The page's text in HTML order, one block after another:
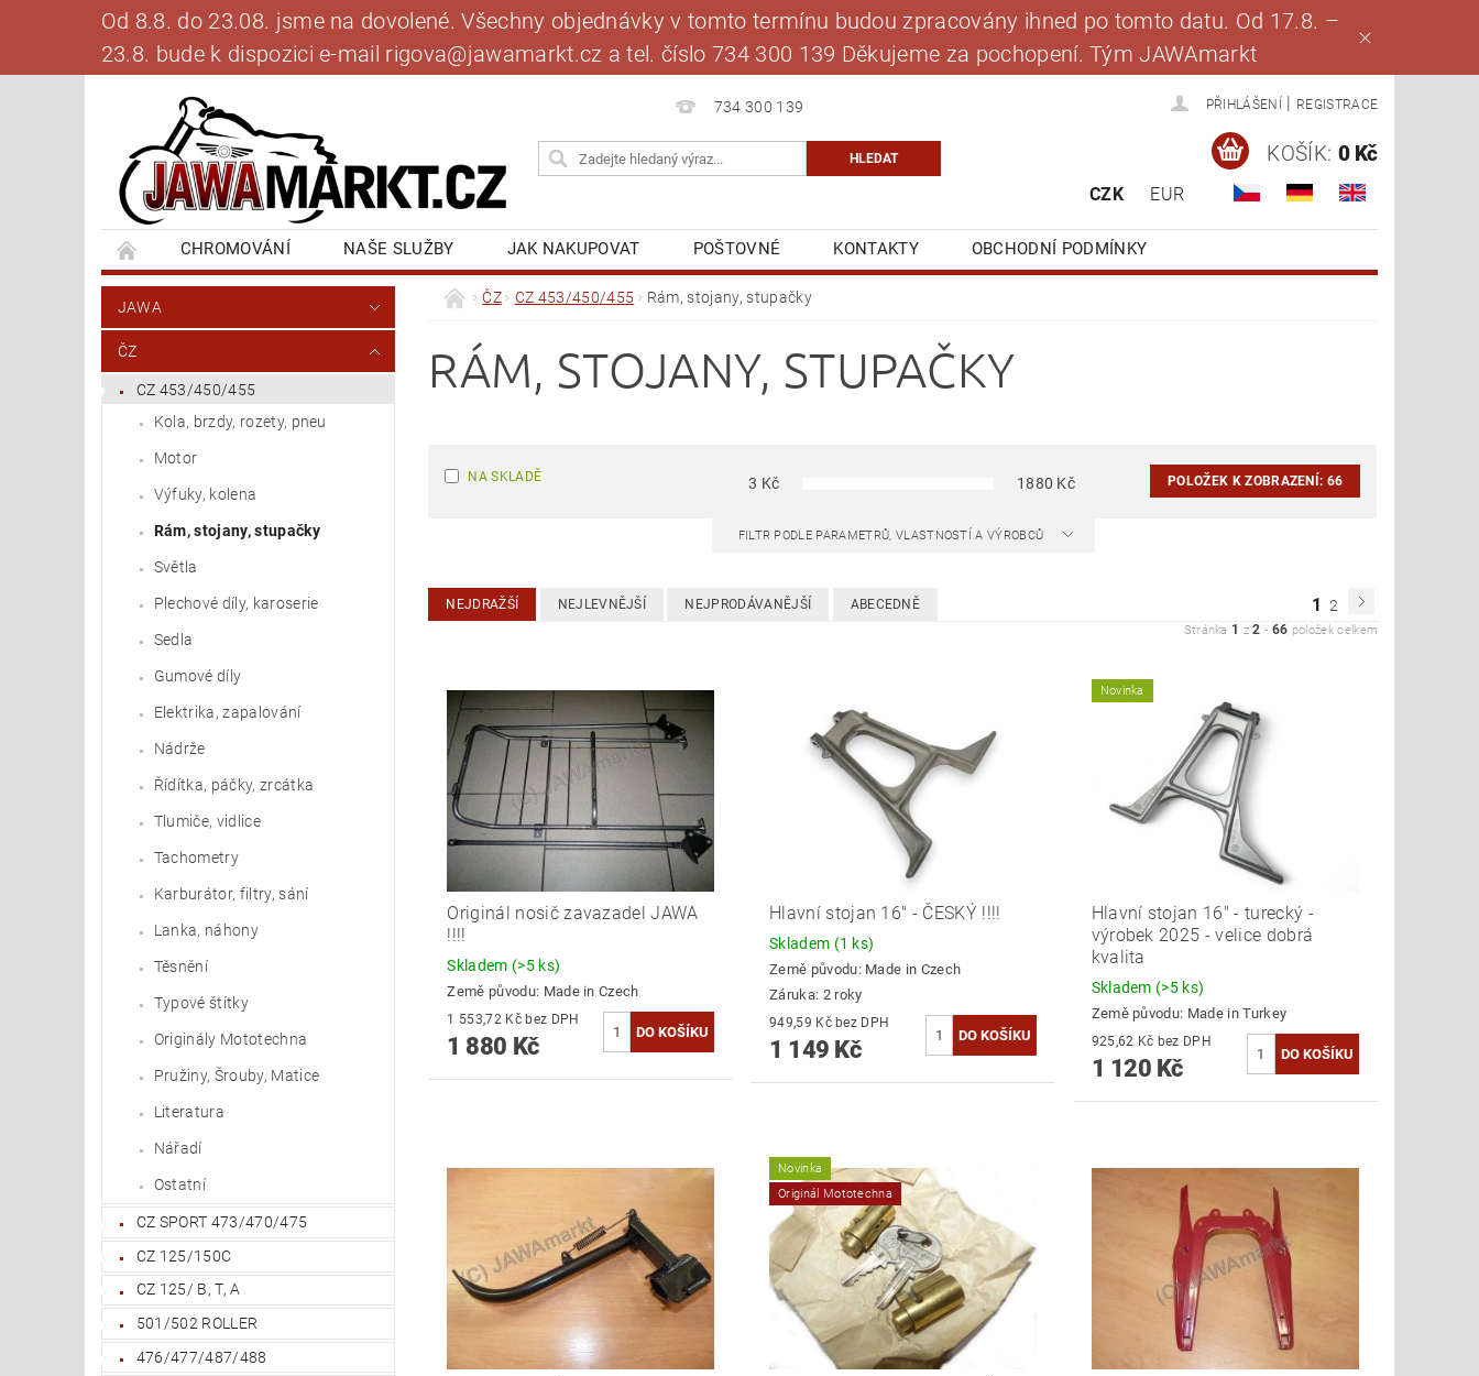
Od 8.8. do 23.08. jsme na dovolené. Všechny objednávky v tomto termínu budou zpracovány ihned po tomto datu. Od 17.8. –
23.8. bude k dispozici e-mail rigova@jawamarkt.cz a tel. číslo 734 300 139 Děkujeme za pochopení. Tým JAWAmarkt
734 300 139 PŘIHLÁŠENÍ REGISTRACE
CZK EUR
KOŠÍK: 0 Kč
CHROMOVÁNÍ NAŠE SLUŽBY JAK NAKUPOVAT POŠTOVNÉ KONTAKTY
OBCHODNÍ PODMÍNKY
BANKOVNÍ SPOJENÍ
NAPIŠTE NÁM BLOG MOJE OBJEDNÁVKA
JAWA
ČZ
CZ 453/450/455
Kola, brzdy, rozety, pneu
Motor
Výfuky, kolena
Rám, stojany, stupačky
Světla
Plechové díly, karoserie
Sedla
Gumové díly
Elektrika, zapalování
Nádrže
Řídítka, páčky, zrcátka
Tlumiče, vidlice
Tachometry
Karburátor, filtry, sání
Lanka, náhony
Těsnění
Typové štítky
Originály Mototechna
Pružiny, Šrouby, Matice
Literatura
Nářadí
Ostatní
CZ SPORT 473/470/475
CZ 125/150C
CZ 125/ B, T, A
501/502 ROLLER
476/477/487/488
ČZ CZ 453/450/455 Rám, stojany, stupačky
RÁM, STOJANY, STUPAČKY
NA SKLADĚ 3 Kč 1880 Kč POLOŽEK K ZOBRAZENÍ: 66
FILTR PODLE PARAMETRŮ, VLASTNOSTÍ A VÝROBCŮ
NEJDRAŽŠÍ NEJLEVNĚJŠÍ NEJPRODÁVANĚJŠÍ ABECEDNĚ 1 2
Stránka 1 z2 - 66 položek celkem
Originál nosič zavazadel JAWA
!!!!
Skladem (>5 ks)
Země původu: Made in Czech
1 553,72 Kč bez DPH
1 880 Kč
Hlavní stojan 16" - ČESKÝ !!!!
Skladem (1 ks)
Země původu: Made in Czech
Záruka: 2 roky
949,59 Kč bez DPH
1 149 Kč
Novinka
Hlavní stojan 16" - turecký -
výrobek 2025 - velice dobrá
kvalita
Skladem (>5 ks)
Země původu: Made in Turkey
925,62 Kč bez DPH
1 120 Kč
Novinka
Originál Mototechna